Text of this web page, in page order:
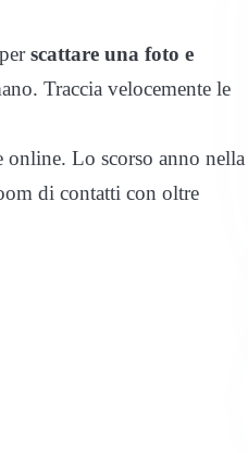
scattare una foto e
Traccia velocemente le
online. Lo scorso anno nella
di contatti con oltre